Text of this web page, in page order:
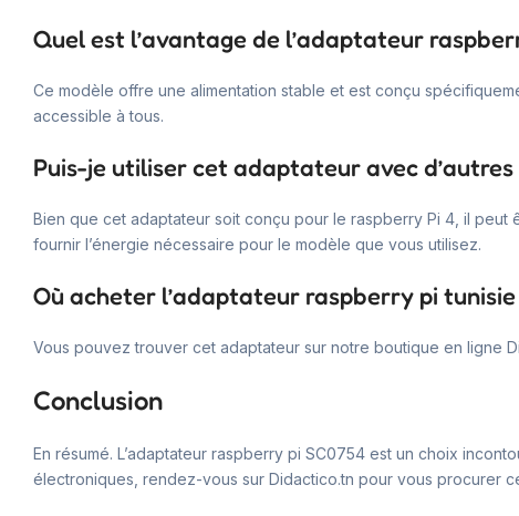
Quel est l’avantage de l’adaptateur
Ce modèle offre une alimentation stable et est conçu
accessible à tous.
Puis-je utiliser cet adaptateur avec
Bien que cet adaptateur soit conçu pour le raspberry Pi 4, il peut
fournir l’énergie nécessaire pour le modèle que vous utilisez.
Où acheter l’adaptateur raspberry pi tunisie
Vous pouvez trouver cet adaptateur sur notre boutique en ligne
Conclusion
En résumé. L’adaptateur raspberry pi SC0754 est un choix
électroniques, rendez-vous sur Didactico.tn pour vous procurer